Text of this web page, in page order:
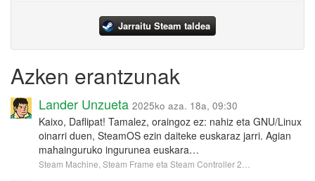
Jarraitu Steam taldea
Azken erantzunak
Lander Unzueta 2025ko aza. 18a, 09:30
Kaixo, Daflipat! Tamalez, oraingoz ez: nahiz eta GNU/Linux
oinarri duen, SteamOS ezin daiteke euskaraz jarri. Agian
mahainguruko ingurunea euskara…
Steam Machine, Steam Frame eta Steam Controller 2…